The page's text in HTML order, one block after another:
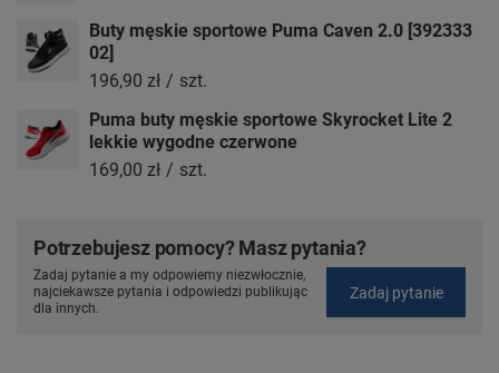
Buty męskie sportowe Puma Caven 2.0 [392333
02]
196,90 zł / szt.
Puma buty męskie sportowe Skyrocket Lite 2
lekkie wygodne czerwone
169,00 zł / szt.
Potrzebujesz pomocy? Masz pytania?
Zadaj pytanie a my odpowiemy niezwłocznie,
najciekawsze pytania i odpowiedzi publikując
dla innych.
Zadaj pytanie